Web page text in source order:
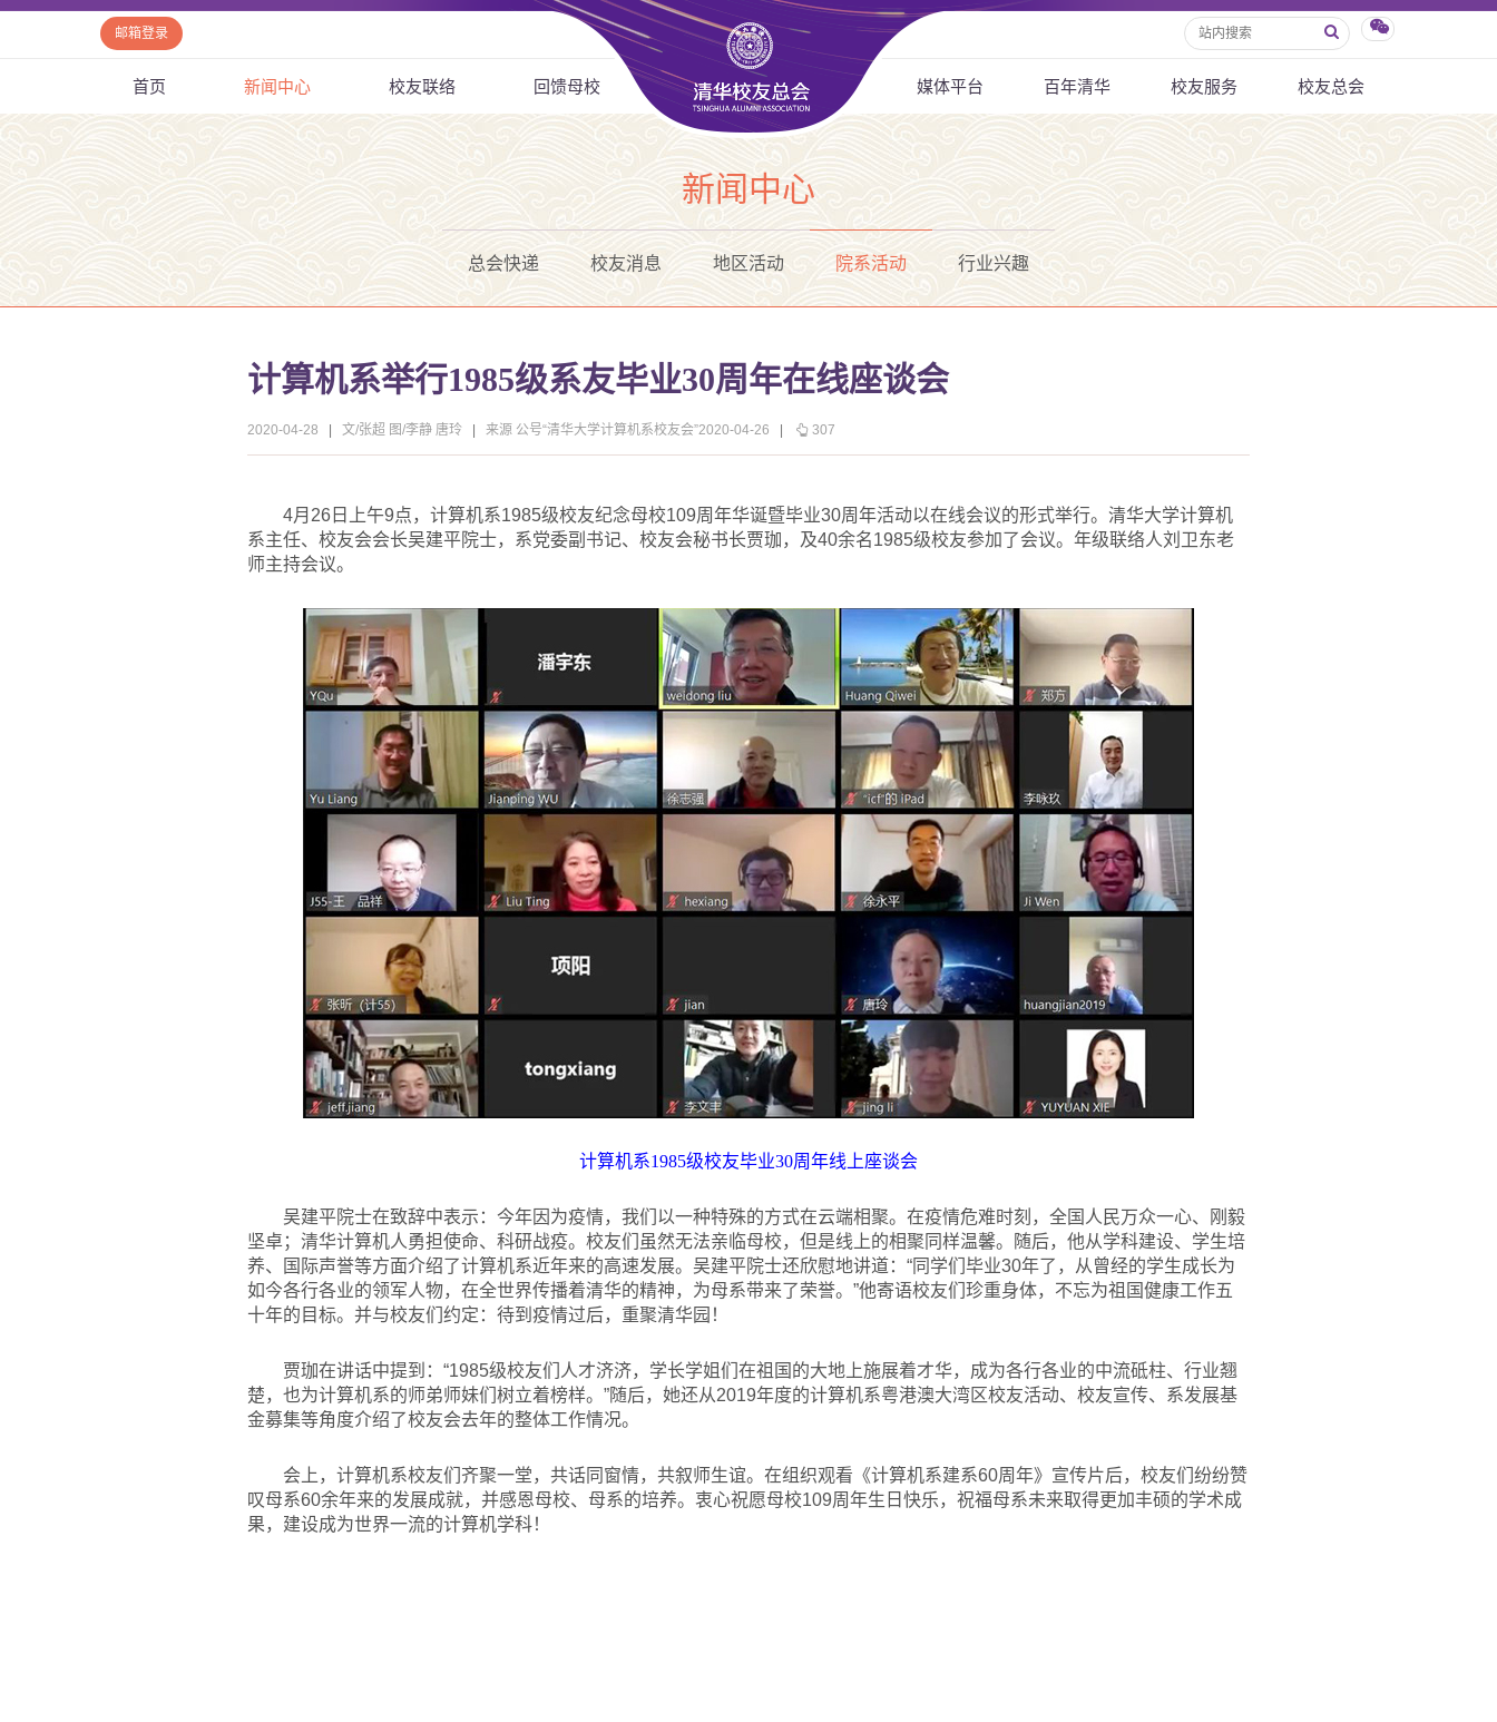
邮箱登录
首页 新闻中心 校友联络 回馈母校 媒体平台 百年清华 校友服务 校友总会
新闻中心
总会快递 校友消息 地区活动 院系活动 行业兴趣
计算机系举行1985级系友毕业30周年在线座谈会
2020-04-28 文/张超 图/李静 唐玲 来源 公号“清华大学计算机系校友会”2020-04-26 307
4月26日上午9点，计算机系1985级校友纪念母校109周年华诞暨毕业30周年活动以在线会议的形式举行。清华大学计算机
系主任、校友会会长吴建平院士，系党委副书记、校友会秘书长贾珈，及40余名1985级校友参加了会议。年级联络人刘卫东老
师主持会议。
计算机系1985级校友毕业30周年线上座谈会
吴建平院士在致辞中表示：今年因为疫情，我们以一种特殊的方式在云端相聚。在疫情危难时刻，全国人民万众一心、刚毅
坚卓；清华计算机人勇担使命、科研战疫。校友们虽然无法亲临母校，但是线上的相聚同样温馨。随后，他从学科建设、学生培
养、国际声誉等方面介绍了计算机系近年来的高速发展。吴建平院士还欣慰地讲道：“同学们毕业30年了，从曾经的学生成长为
如今各行各业的领军人物，在全世界传播着清华的精神，为母系带来了荣誉。”他寄语校友们珍重身体，不忘为祖国健康工作五
十年的目标。并与校友们约定：待到疫情过后，重聚清华园！
贾珈在讲话中提到：“1985级校友们人才济济，学长学姐们在祖国的大地上施展着才华，成为各行各业的中流砥柱、行业翘
楚，也为计算机系的师弟师妹们树立着榜样。”随后，她还从2019年度的计算机系粤港澳大湾区校友活动、校友宣传、系发展基
金募集等角度介绍了校友会去年的整体工作情况。
会上，计算机系校友们齐聚一堂，共话同窗情，共叙师生谊。在组织观看《计算机系建系60周年》宣传片后，校友们纷纷赞
叹母系60余年来的发展成就，并感恩母校、母系的培养。衷心祝愿母校109周年生日快乐，祝福母系未来取得更加丰硕的学术成
果，建设成为世界一流的计算机学科！